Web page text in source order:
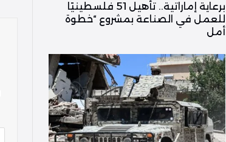
برعاية إماراتية.. تأهيل 51 فلسطينيًا
للعمل في الصناعة بمشروع “خطوة
أمل